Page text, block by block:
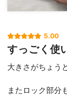
5.00
すっごく使
大きさがちょう
またロック部分